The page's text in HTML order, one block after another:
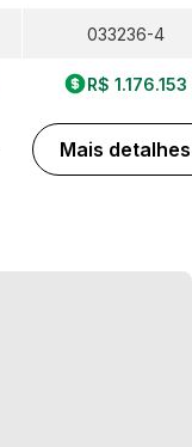
033236-4
R$ 1.176.153
Mais detalhes